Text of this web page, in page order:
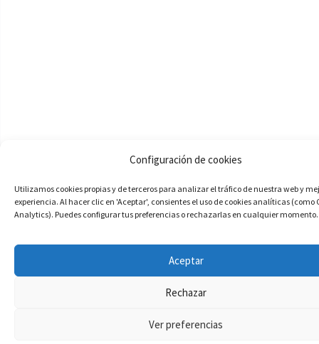
Configuración de cookies
Utilizamos cookies propias y de terceros para analizar el tráfico de nuestra web y
experiencia. Al hacer clic en 'Aceptar', consientes el uso de cookies analíticas (como
Analytics). Puedes configurar tus preferencias o rechazarlas en cualquier momento.
Aceptar
Rechazar
Ver preferencias